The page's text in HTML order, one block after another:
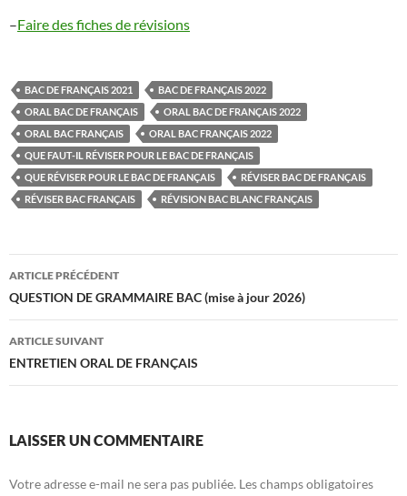
–Faire des fiches de révisions
BAC DE FRANÇAIS 2021
BAC DE FRANÇAIS 2022
ORAL BAC DE FRANÇAIS
ORAL BAC DE FRANÇAIS 2022
ORAL BAC FRANÇAIS
ORAL BAC FRANÇAIS 2022
QUE FAUT-IL RÉVISER POUR LE BAC DE FRANÇAIS
QUE RÉVISER POUR LE BAC DE FRANÇAIS
RÉVISER BAC DE FRANÇAIS
RÉVISER BAC FRANÇAIS
RÉVISION BAC BLANC FRANÇAIS
Navigation
des
articles
ARTICLE PRÉCÉDENT
QUESTION DE GRAMMAIRE BAC (mise à jour 2026)
ARTICLE SUIVANT
ENTRETIEN ORAL DE FRANÇAIS
LAISSER UN COMMENTAIRE
Votre adresse e-mail ne sera pas publiée. Les champs obligatoires